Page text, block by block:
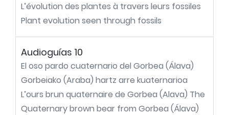
L’évolution des plantes à travers leurs fossiles
Plant evolution seen through fossils
Audioguías 10
El oso pardo cuaternario del Gorbea (Álava)
Gorbeiako (Araba) hartz arre kuaternarioa
L’ours brun quaternaire de Gorbea (Alava) The
Quaternary brown bear from Gorbea (Álava)